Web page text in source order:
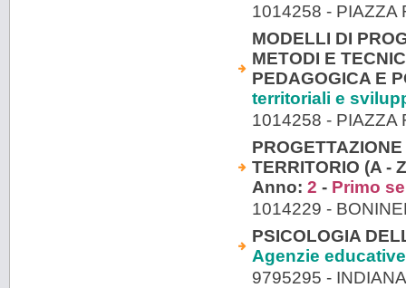
1014258 - PIAZZA
MODELLI DI
METODI E
PEDAGOGICA E
territoriali e
1014258 - PIAZZA
TERRITORIO (A -
Anno: 2 - Primo
1014229 -
PSICOLOGIA
Agenzie
9795295 -